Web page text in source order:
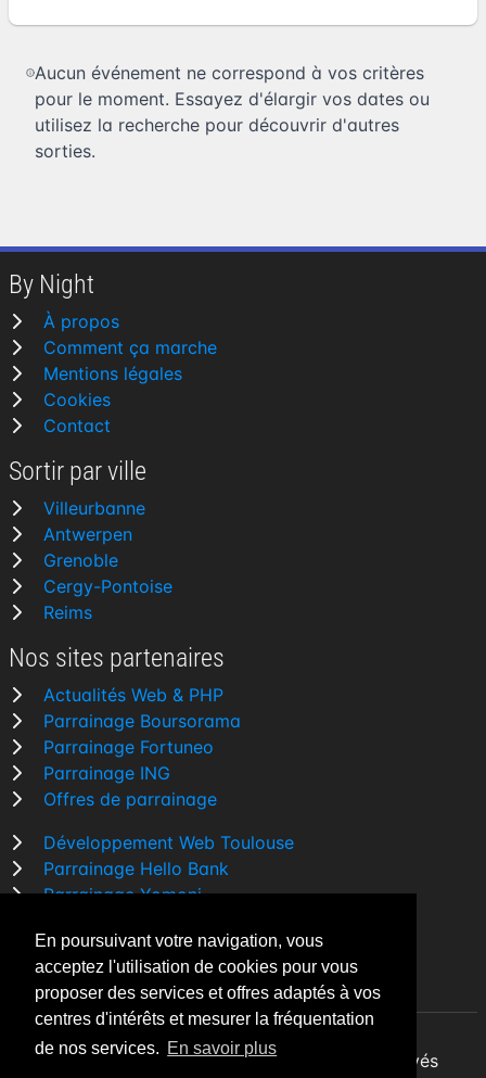
En poursuivant votre navigation, vous
acceptez l'utilisation de cookies pour vous
proposer des services et offres adaptés à vos
centres d'intérêts et mesurer la fréquentation
de nos services. En savoir plus
Aucun événement ne correspond à vos critères
pour le moment. Essayez d'élargir vos dates ou
utilisez la recherche pour découvrir d'autres
sorties.
By Night
À propos
Comment ça marche
Mentions légales
Cookies
Contact
Sortir par ville
Villeurbanne
Antwerpen
Grenoble
Cergy-Pontoise
Reims
Nos sites partenaires
Actualités Web & PHP
Parrainage Boursorama
Parrainage Fortuneo
Parrainage ING
Offres de parrainage
Développement Web Toulouse
Parrainage Hello Bank
Parrainage Yomoni
Comparatif banque
By Night v5.7.3| © 2026 - Tous droits réservés